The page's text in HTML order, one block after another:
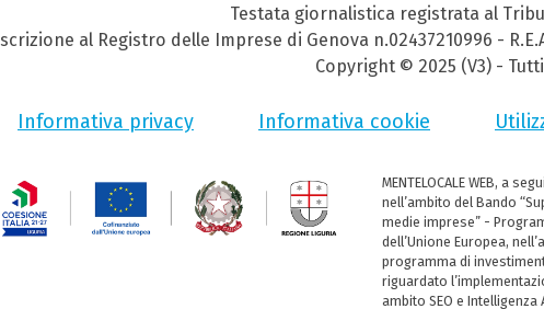
Testata giornalistica registrata al
Iscrizione al Registro delle Imprese di Genova n.02437210996 -
Copyright © 2025 (V3) -
Informativa privacy Informativa cookie
MENTELOCALE WEB, a
nell’ambito del Bando
medie imprese” -
dell’Unione Europea,
programma di
riguardato
ambito SEO e